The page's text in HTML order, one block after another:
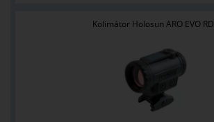
Kolimátor Holosun ARO EVO